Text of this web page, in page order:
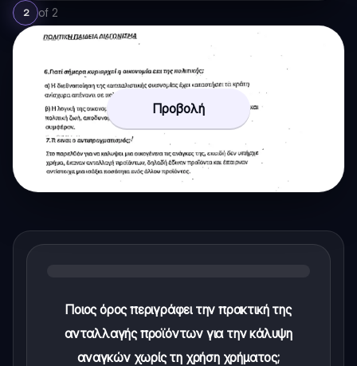
2 of 2
Προβολή
Ποιος όρος περιγράφει την πρακτική της
ανταλλαγής προϊόντων για την κάλυψη
αναγκών χωρίς τη χρήση χρήματος;